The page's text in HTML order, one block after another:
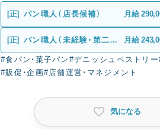
[正] パン職人（店長候補） 月給
[正]
パン職人（未経験・第二新
卒）
月給
#食パン・菓子パン #デニッシュペストリー
#販促・企画#店舗運営・マネジメント
気になる